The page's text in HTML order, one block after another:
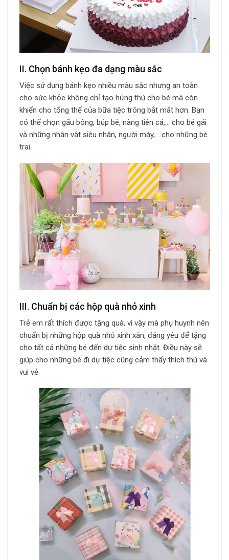
II. Chọn bánh kẹo đa dạng màu sắc
Việc sử dụng bánh kẹo nhiều màu sắc nhưng an toàn
cho sức khỏe không chỉ tạo hứng thú cho bé mà còn
khiến cho tổng thể của bữa tiệc trông bắt mắt hơn. Bạn
có thể chọn gấu bông, búp bê, nàng tiên cá,… cho bé gái
và những nhân vật siêu nhân, người máy,… cho những bé
trai.
III. Chuẩn bị các hộp quà nhỏ xinh
Trẻ em rất thích được tặng quà, vì vậy mà phụ huynh nên
chuẩn bị những hộp quà nhỏ xinh xắn, đáng yêu để tặng
cho tất cả những bé đến dự tiệc sinh nhật. Điều này sẽ
giúp cho những bé đi dự tiệc cũng cảm thấy thích thú và
vui vẻ.